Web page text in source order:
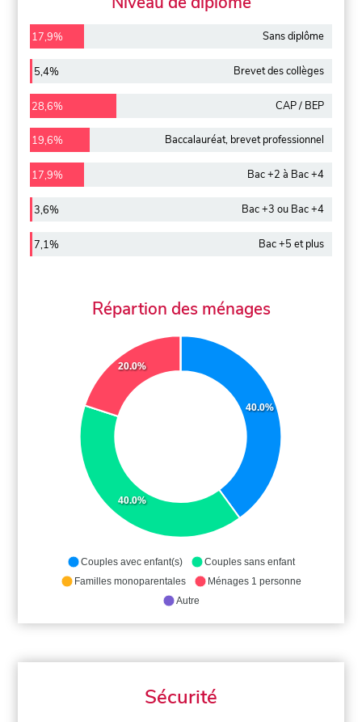
17,9% Sans diplôme
5,4% Brevet des collèges
28,6% CAP / BEP
19,6% Baccalauréat, brevet professionnel
17,9% Bac +2 à Bac +4
3,6% Bac +3 ou Bac +4
7,1% Bac +5 et plus
Répartion des ménages
40.0%
40.0%
20.0%
Couples avec enfant(s)
Couples sans enfant
Familles monoparentales
Ménages 1 personne
Autre
Sécurité